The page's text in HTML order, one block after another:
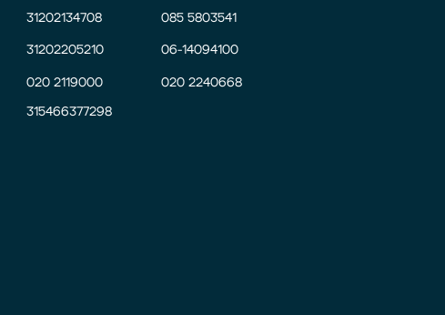
31202134708
31202205210
020 2119000
315466377298
085 5803541
06-14094100
020 2240668